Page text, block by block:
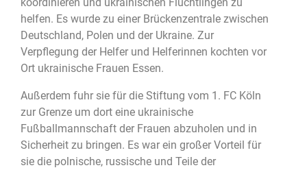
helfen. Es wurde zu einer Brückenzentrale zwischen
Deutschland, Polen und der Ukraine. Zur
Verpflegung der Helfer und Helferinnen kochten vor
Ort ukrainische Frauen Essen.
Außerdem fuhr sie für die Stiftung vom 1. FC Köln
zur Grenze um dort eine ukrainische
Fußballmannschaft der Frauen abzuholen und in
Sicherheit zu bringen. Es war ein großer Vorteil für
sie die polnische, russische und Teile der